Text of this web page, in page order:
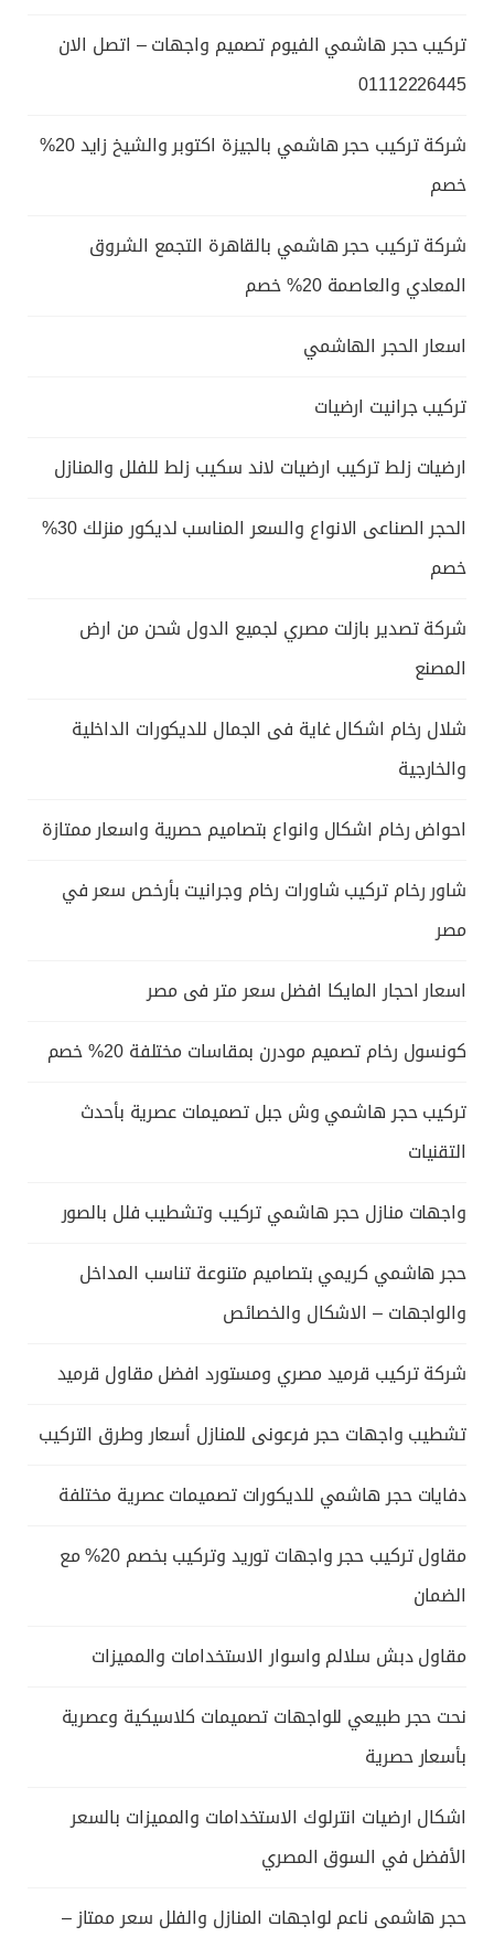
تركيب حجر هاشمي الفيوم تصميم واجهات – اتصل الان
01112226445
شركة تركيب حجر هاشمي بالجيزة اكتوبر والشيخ زايد 20%
خصم
شركة تركيب حجر هاشمي بالقاهرة التجمع الشروق
المعادي والعاصمة 20% خصم
اسعار الحجر الهاشمي
تركيب جرانيت ارضيات
ارضيات زلط تركيب ارضيات لاند سكيب زلط للفلل والمنازل
الحجر الصناعى الانواع والسعر المناسب لديكور منزلك 30%
خصم
شركة تصدير بازلت مصري لجميع الدول شحن من ارض
المصنع
شلال رخام اشكال غاية فى الجمال للديكورات الداخلية
والخارجية
احواض رخام اشكال وانواع بتصاميم حصرية واسعار ممتازة
شاور رخام تركيب شاورات رخام وجرانيت بأرخص سعر في
مصر
اسعار احجار المايكا افضل سعر متر فى مصر
كونسول رخام تصميم مودرن بمقاسات مختلفة 20% خصم
تركيب حجر هاشمي وش جبل تصميمات عصرية بأحدث
التقنيات
واجهات منازل حجر هاشمي تركيب وتشطيب فلل بالصور
حجر هاشمي كريمي بتصاميم متنوعة تناسب المداخل
والواجهات – الاشكال والخصائص
شركة تركيب قرميد مصري ومستورد افضل مقاول قرميد
تشطيب واجهات حجر فرعونى للمنازل أسعار وطرق التركيب
دفايات حجر هاشمي للديكورات تصميمات عصرية مختلفة
مقاول تركيب حجر واجهات توريد وتركيب بخصم 20% مع
الضمان
مقاول دبش سلالم واسوار الاستخدامات والمميزات
نحت حجر طبيعي للواجهات تصميمات كلاسيكية وعصرية
بأسعار حصرية
اشكال ارضيات انترلوك الاستخدامات والمميزات بالسعر
الأفضل في السوق المصري
حجر هاشمى ناعم لواجهات المنازل والفلل سعر ممتاز –